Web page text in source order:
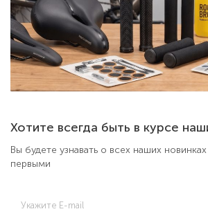
Хотите всегда быть в курсе
Вы будете узнавать о всех наших
первыми